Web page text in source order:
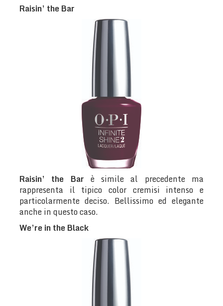
Raisin’ the Bar
Raisin’ the Bar è simile al precedente ma
rappresenta il tipico color cremisi intenso e
particolarmente deciso. Bellissimo ed elegante
anche in questo caso.
We’re in the Black